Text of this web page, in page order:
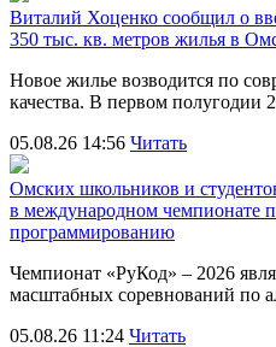
Виталий Хоценко сообщил о
350 тыс. кв. метров жилья в
Новое жилье возводится по
качества. В первом полугодии
05.08.26 14:56 Читать
Омских школьников и
в международном чемпионате
программированию
Чемпионат «РуКод» – 2026
масштабных соревнований по
05.08.26 11:24 Читать